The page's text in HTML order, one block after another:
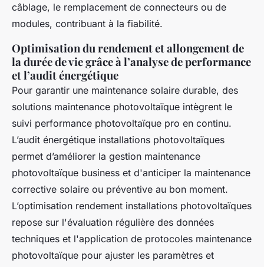
câblage, le remplacement de connecteurs ou de
modules, contribuant à la fiabilité.
Optimisation du rendement et allongement de
la durée de vie grâce à l’analyse de performance
et l’audit énergétique
Pour garantir une maintenance solaire durable, des
solutions maintenance photovoltaïque intègrent le
suivi performance photovoltaïque pro en continu.
L’audit énergétique installations photovoltaïques
permet d’améliorer la gestion maintenance
photovoltaïque business et d'anticiper la maintenance
corrective solaire ou préventive au bon moment.
L’optimisation rendement installations photovoltaïques
repose sur l'évaluation régulière des données
techniques et l'application de protocoles maintenance
photovoltaïque pour ajuster les paramètres et